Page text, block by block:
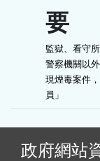
要
監獄、看守
警察機關以
現煙毒案件
員」
政府網站